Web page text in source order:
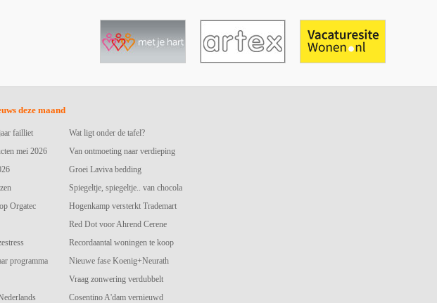
deze maand
failliet
mei 2026
Orgatec
programma
Wat ligt onder de tafel?
Van ontmoeting naar verdieping
Groei Laviva bedding
Spiegeltje, spiegeltje.. van chocola
Hogenkamp versterkt Trademart
Red Dot voor Ahrend Cerene
Recordaantal woningen te koop
Nieuwe fase Koenig+Neurath
Vraag zonwering verdubbelt
Cosentino A'dam vernieuwd